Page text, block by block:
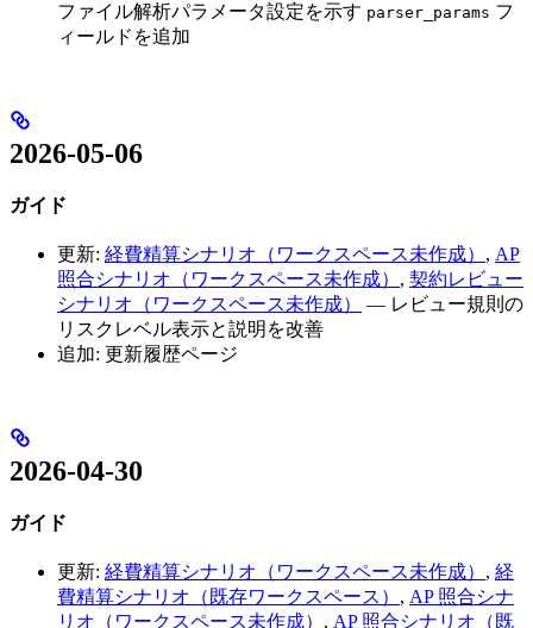
ファイル解析パラメータ設定を示す parser_params フ
ィールドを追加
2026-05-06
ガイド
更新: 経費精算シナリオ（ワークスペース未作成） , AP
照合シナリオ（ワークスペース未作成） , 契約レビュー
シナリオ（ワークスペース未作成）
— レビュー規則の
リスクレベル表示と説明を改善
追加: 更新履歴ページ
2026-04-30
ガイド
更新: 経費精算シナリオ（ワークスペース未作成） , 経
費精算シナリオ（既存ワークスペース） , AP 照合シナ
リオ（ワークスペース未作成） , AP 照合シナリオ（既